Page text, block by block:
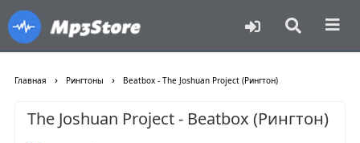
Главная › Рингтоны › Beatbox - The Joshuan Project (Рингтон)
The Joshuan Project - Beatbox (Рингтон)